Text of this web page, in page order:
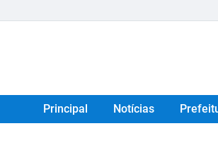
Principal Notícias